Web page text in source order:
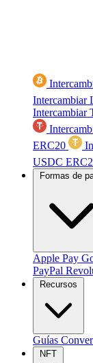
Intercambiar
Intercambiar
ERC20
USDC
Formas de
Apple Pay
PayPal
Recursos
Guías
NFT